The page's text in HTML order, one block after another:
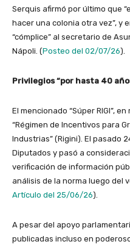
Serquis afirmó por último que
hacer una colonia otra vez”, y
“cómplice” al secretario de
Nápoli. (Posteo del 02/07/26).
Privilegios “por hasta 40
El mencionado “Súper RIGI”,
“Régimen de Incentivos para
Industrias” (Rigini). El pasado
Diputados y pasó a
verificación de información
análisis de la norma luego del
Artículo del 25/06/26).
A pesar del apoyo
publicadas incluso en